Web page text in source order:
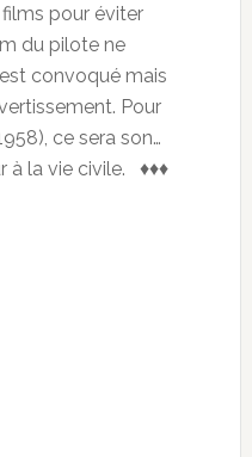
pour éviter
du pilote ne
convoqué mais
Pour
ce sera son…
à la vie civile. ♦♦♦